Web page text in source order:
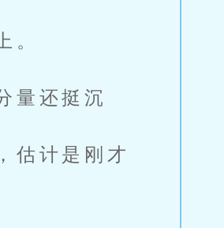
。
量还挺沉
计是刚才